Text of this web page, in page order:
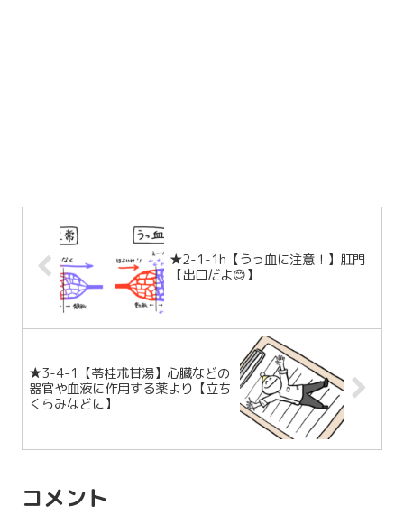
★2-1-1h【うっ血に注意！】肛門
【出口だよ😊】
★3-4-1【苓桂朮甘湯】心臓などの
器官や血液に作用する薬より【立ち
くらみなどに】
コメント